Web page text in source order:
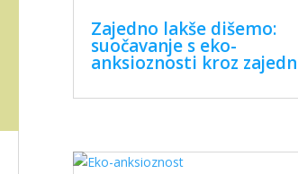
Zajedno lakše dišemo:
suočavanje s eko-
anksioznosti kroz